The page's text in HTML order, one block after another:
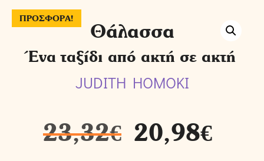
ΠΡΟΣΦΟΡΆ!
Θάλασσα
Ένα ταξίδι από ακτή σε ακτή
JUDITH HOMOKI
23,32€ 20,98€